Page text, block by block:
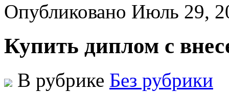
Опубликовано Июль 29,
Купить диплом с
В рубрике Без рубрики